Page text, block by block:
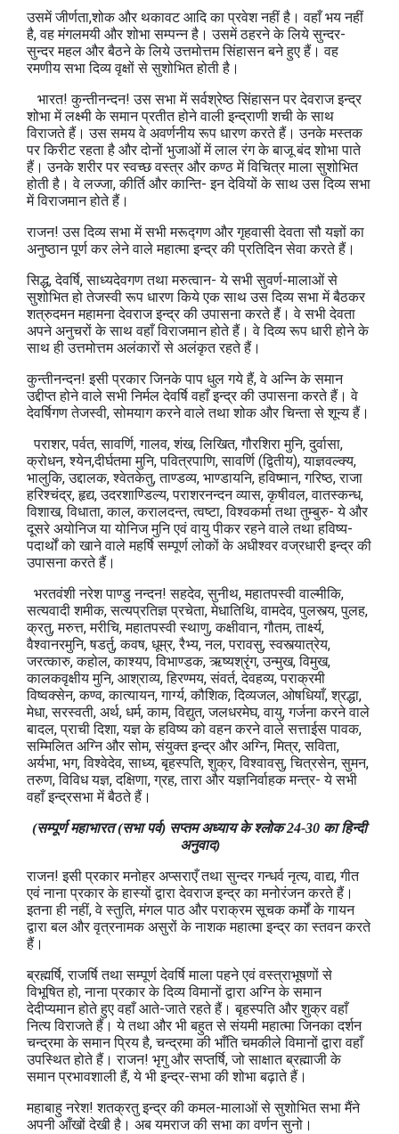
उसमें जीर्णता,शोक और थकावट आदि का प्रवेश नहीं है। वहाँ भय नहीं
है, वह मंगलमयी और शोभा सम्पन्न है। उसमें ठहरने के लिये सुन्दर-
सुन्दर महल और बैठने के लिये उत्तमोत्तम सिंहासन बने हुए हैं। वह
रमणीय सभा दिव्य वृक्षों से सुशोभित होती है।
भारत! कुन्तीनन्दन! उस सभा में सर्वश्रेष्ठ सिंहासन पर देवराज इन्द्र
शोभा में लक्ष्मी के समान प्रतीत होने वाली इन्द्राणी शची के साथ
विराजते हैं। उस समय वे अवर्णनीय रूप धारण करते हैं। उनके मस्तक
पर किरीट रहता है और दोनों भुजाओं में लाल रंग के बाजू बंद शोभा पाते
हैं। उनके शरीर पर स्वच्छ वस्त्र और कण्ठ में विचित्र माला सुशोभित
होती है। वे लज्जा, कीर्ति और कान्ति- इन देवियों के साथ उस दिव्य सभा
में विराजमान होते हैं।
राजन! उस दिव्य सभा में सभी मरूद्गण और गृहवासी देवता सौ यज्ञों का
अनुष्ठान पूर्ण कर लेने वाले महात्मा इन्द्र की प्रतिदिन सेवा करते हैं।
सिद्ध, देवर्षि, साध्यदेवगण तथा मरुत्वान- ये सभी सुवर्ण-मालाओं से
सुशोभित हो तेजस्वी रूप धारण किये एक साथ उस दिव्य सभा में बैठकर
शत्रुदमन महामना देवराज इन्द्र की उपासना करते हैं। वे सभी देवता
अपने अनुचरों के साथ वहाँ विराजमान होते हैं। वे दिव्य रूप धारी होने के
साथ ही उत्तमोत्तम अलंकारों से अलंकृत रहते हैं।
कुन्तीनन्दन! इसी प्रकार जिनके पाप धुल गये हैं, वे अन्नि के समान
उद्दीप्त होने वाले सभी निर्मल देवर्षि वहाँ इन्द्र की उपासना करते हैं। वे
देवर्षिगण तेजस्वी, सोमयाग करने वाले तथा शोक और चिन्ता से शून्य हैं।
पराशर, पर्वत, सावर्णि, गालव, शंख, लिखित, गौरशिरा मुनि, दुर्वासा,
क्रोधन, श्येन,दीर्घतमा मुनि, पवित्रपाणि, सावर्णि (द्वितीय), याज्ञवल्क्य,
भालुकि, उद्दालक, श्वेतकेतु, ताण्डव्य, भाण्डायनि, हविष्मान, गरिष्ठ, राजा
हरिश्चंद्र, हृद्य, उदरशाण्डिल्य, पराशरनन्दन व्यास, कृषीवल, वातस्कन्ध,
विशाख, विधाता, काल, करालदन्त, त्वष्टा, विश्वकर्मा तथा तुम्बुरु- ये और
दूसरे अयोनिज या योनिज मुनि एवं वायु पीकर रहने वाले तथा हविष्य-
पदार्थों को खाने वाले महर्षि सम्पूर्ण लोकों के अधीश्वर वज्रधारी इन्द्र की
उपासना करते हैं।
भरतवंशी नरेश पाण्डु नन्दन! सहदेव, सुनीथ, महातपस्वी वाल्मीकि,
सत्यवादी शमीक, सत्यप्रतिज्ञ प्रचेता, मेधातिथि, वामदेव, पुलस्त्य, पुलह,
क्रतु, मरुत्त, मरीचि, महातपस्वी स्थाणु, कक्षीवान, गौतम, तार्क्ष्य,
वैश्वानरमुनि, षडर्तु, कवष, धूम्र, रैभ्य, नल, परावसु, स्वस्त्यात्रेय,
जरत्कारु, कहोल, काश्यप, विभाण्डक, ऋष्यश्रृंग, उन्मुख, विमुख,
कालकवृक्षीय मुनि, आश्राव्य, हिरण्मय, संवर्त, देवहव्य, पराक्रमी
विष्वक्सेन, कण्व, कात्यायन, गार्ग्य, कौशिक, दिव्यजल, ओषधियाँ, श्रद्धा,
मेधा, सरस्वती, अर्थ, धर्म, काम, विद्युत, जलधरमेघ, वायु, गर्जना करने वाले
बादल, प्राची दिशा, यज्ञ के हविष्य को वहन करने वाले सत्ताईस पावक,
सम्मिलित अग्नि और सोम, संयुक्त इन्द्र और अग्नि, मित्र, सविता,
अर्यभा, भग, विश्वेदेव, साध्य, बृहस्पति, शुक्र, विश्वावसु, चित्रसेन, सुमन,
तरुण, विविध यज्ञ, दक्षिणा, ग्रह, तारा और यज्ञनिर्वाहक मन्त्र- ये सभी
वहाँ इन्द्रसभा में बैठते हैं।
(सम्पूर्ण महाभारत (सभा पर्व) सप्तम अध्याय के श्लोक 24-30 का हिन्दी
अनुवाद)
राजन! इसी प्रकार मनोहर अप्सराएँ तथा सुन्दर गन्धर्व नृत्य, वाद्य, गीत
एवं नाना प्रकार के हास्यों द्वारा देवराज इन्द्र का मनोरंजन करते हैं।
इतना ही नहीं, वे स्तुति, मंगल पाठ और पराक्रम सूचक कर्मों के गायन
द्वारा बल और वृत्रनामक असुरों के नाशक महात्मा इन्द्र का स्तवन करते
हैं।
ब्रह्मर्षि, राजर्षि तथा सम्पूर्ण देवर्षि माला पहने एवं वस्त्राभूषणों से
विभूषित हो, नाना प्रकार के दिव्य विमानों द्वारा अग्नि के समान
देदीप्यमान होते हुए वहाँ आते-जाते रहते हैं। बृहस्पति और शुक्र वहाँ
नित्य विराजते हैं। ये तथा और भी बहुत से संयमी महात्मा जिनका दर्शन
चन्द्रमा के समान प्रिय है, चन्द्रमा की भाँति चमकीले विमानों द्वारा वहाँ
उपस्थित होते हैं। राजन! भृगु और सप्तर्षि, जो साक्षात ब्रह्माजी के
समान प्रभावशाली हैं, ये भी इन्द्र-सभा की शोभा बढ़ाते हैं।
महाबाहु नरेश! शतक्रतु इन्द्र की कमल-मालाओं से सुशोभित सभा मैंने
अपनी आँखों देखी है। अब यमराज की सभा का वर्णन सुनो।